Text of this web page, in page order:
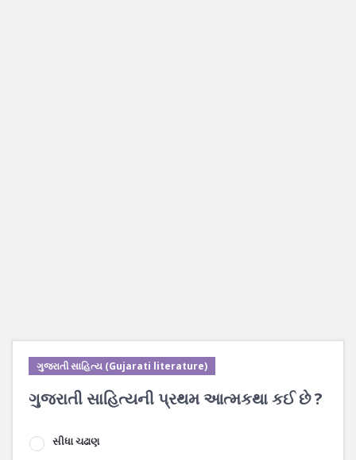
ગુજરાતી સાહિત્ય (Gujarati literature)
ગુજરાતી સાહિત્યની પ્રથમ આત્મકથા કઈ છે ?
સીધા ચઢાણ